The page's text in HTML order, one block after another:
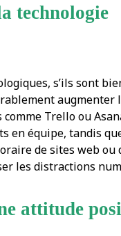
technologie
s’ils sont
augmenter
comme Trello ou
en équipe, tandis
de sites web ou
les distractions
attitude